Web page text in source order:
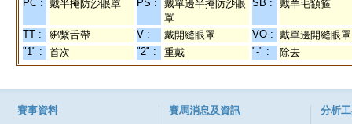
PC : 戴半掩防沙眼罩 PS :
戴單邊半掩防沙眼
罩
SB : 戴羊毛額箍
TT : 綁繫舌帶 V : 戴開縫眼罩 VO : 戴單邊開縫眼罩
"1" :
首次 "2" : 重戴 "-" : 除去
賽事資料 賽馬消息及資訊 分析